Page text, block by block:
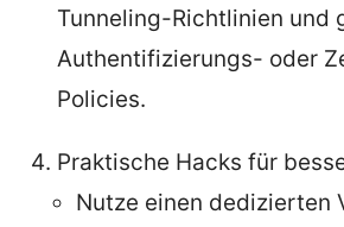
Tunneling-Richtlinien und
Authentifizierungs- oder
Policies.
Praktische Hacks für
Nutze einen dedizierten